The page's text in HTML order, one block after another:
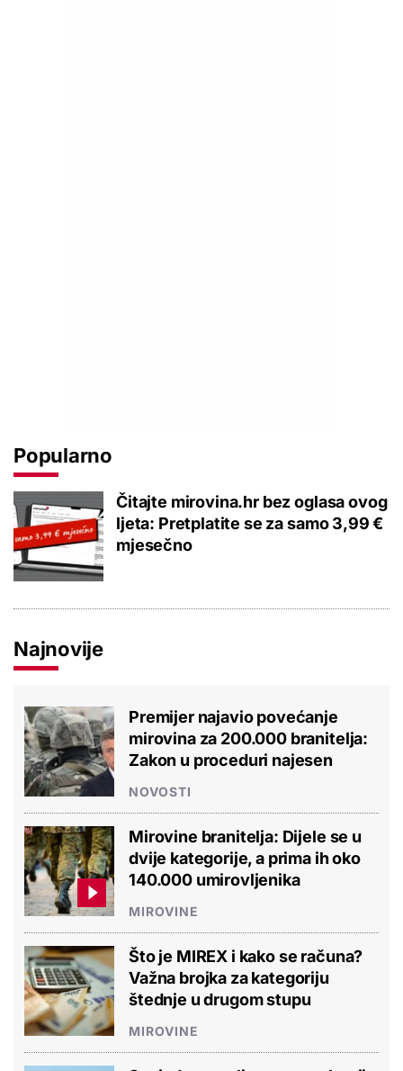
Popularno
Čitajte mirovina.hr bez oglasa ovog
ljeta: Pretplatite se za samo 3,99 €
mjesečno
Najnovije
Premijer najavio povećanje
mirovina za 200.000 branitelja:
Zakon u proceduri najesen
NOVOSTI
Mirovine branitelja: Dijele se u
dvije kategorije, a prima ih oko
140.000 umirovljenika
MIROVINE
Što je MIREX i kako se računa?
Važna brojka za kategoriju
štednje u drugom stupu
MIROVINE